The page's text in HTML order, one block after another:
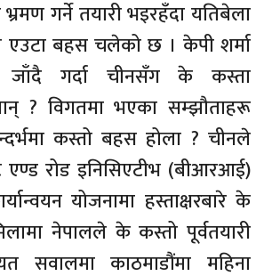
भ्रमण गर्ने तयारी भइरहँदा यतिबेला
एउटा बहस चलेको छ । केपी शर्मा
जाँदै गर्दा चीनसँग के कस्ता
? विगतमा भएका सम्झौताहरू
कस्तो बहस होला ? चीनले
रोड इनिसिएटीभ (बीआरआई)
योजनामा हस्ताक्षरबारे के
नेपालले के कस्तो पूर्वतयारी
सवालमा काठमाडौंमा महिना